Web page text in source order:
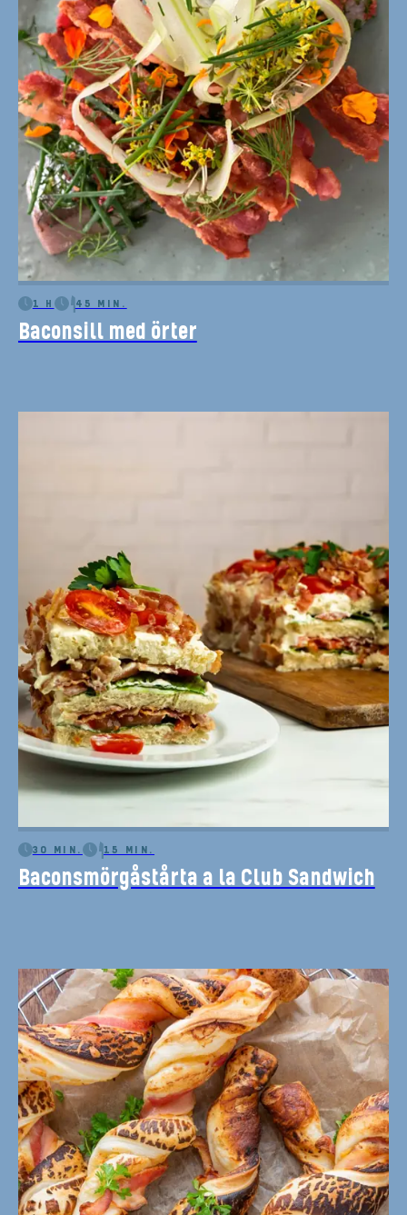
1 H 45 MIN.
Baconsill med örter
30 MIN. 15 MIN.
Baconsmörgåstårta a la Club Sandwich